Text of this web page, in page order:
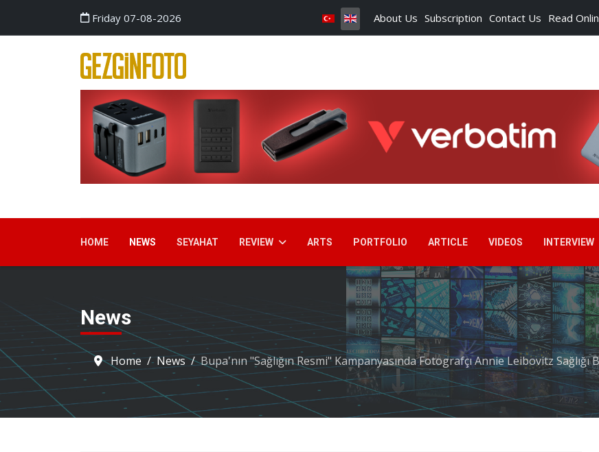
Friday 07-08-2026 About Us Subscription Contact Us Read
HOME NEWS SEYAHAT REVIEW ARTS PORTFOLIO ARTICLE VIDEOS INTERVIEW
News
Home News Bupa'nın "Sağlığın Resmi" Kampanyasında Fotografçı Annie Leibovitz Sağlığı